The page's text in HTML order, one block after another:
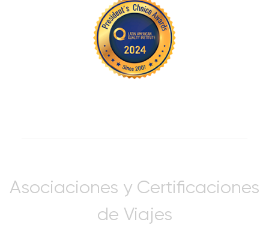
responsable de tus cosas durante el tour.
Asociaciones y Certificaciones
de Viajes